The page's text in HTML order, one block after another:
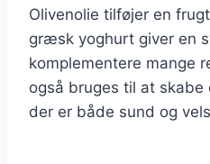
Olivenolie tilføjer en
græsk yoghurt giver en
komplementere mange
også bruges til at skabe
der er både sund og